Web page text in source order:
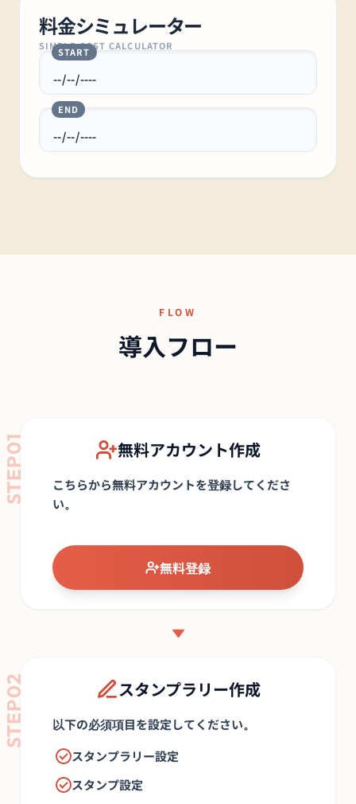
料金シミュレーター
SIMPLE COST CALCULATOR
START
END
FLOW
導入フロー
STEP01 無料アカウント作成
こちらから無料アカウントを登録してくださ
い。
無料登録
STEP02 スタンプラリー作成
以下の必須項目を設定してください。
スタンプラリー設定
スタンプ設定